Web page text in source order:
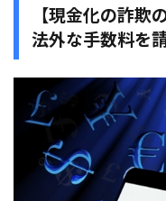
【現金化の詐欺
法外な手数料を